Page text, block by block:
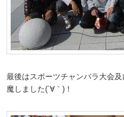
最後はスポーツチャンバラ大会
魔しました(´∀｀)！